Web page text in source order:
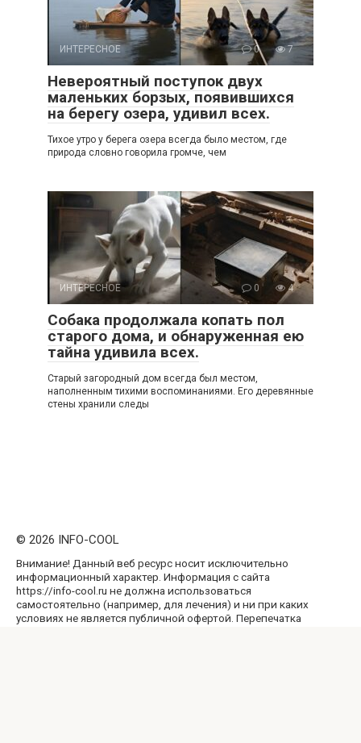
ИНТЕРЕСНОЕ 0 7
Невероятный поступок двух
маленьких борзых, появившихся
на берегу озера, удивил всех.
Тихое утро у берега озера всегда было местом, где
природа словно говорила громче, чем
ИНТЕРЕСНОЕ 0 4
Собака продолжала копать пол
старого дома, и обнаруженная ею
тайна удивила всех.
Старый загородный дом всегда был местом,
наполненным тихими воспоминаниями. Его деревянные
стены хранили следы
© 2026 INFO-COOL
Внимание! Данный веб ресурс носит исключительно
информационный характер. Информация с сайта
https://info-cool.ru не должна использоваться
самостоятельно (например, для лечения) и ни при каких
условиях не является публичной офертой. Перепечатка